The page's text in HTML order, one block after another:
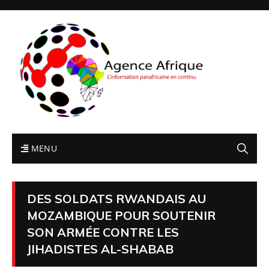
MENU
DES SOLDATS RWANDAIS AU
MOZAMBIQUE POUR SOUTENIR
SON ARMÉE CONTRE LES
JIHADISTES AL-SHABAB